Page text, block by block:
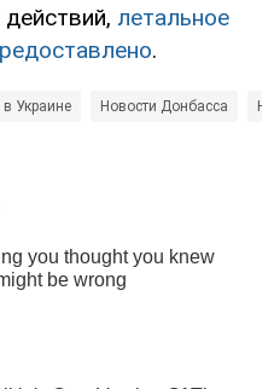
летальное
.
Украине Новости Донбасса